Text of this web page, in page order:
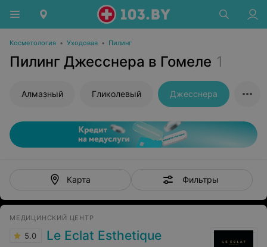
Косметология • Уходовая • Пилинг
Пилинг Джесснера в Гомеле 1
Алмазный Гликолевый Джесснера
Карта Фильтры
МЕДИЦИНСКИЙ ЦЕНТР
5.0 Le Eclat Esthetique